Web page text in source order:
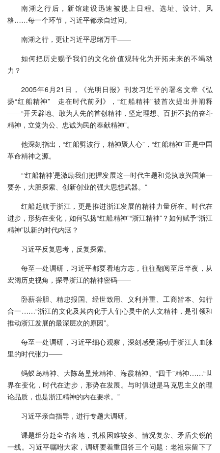
南湖之行后，新馆建设迅速被提上日程。选址、设计、风
格……每一个环节，习近平都亲自过问。
南湖之行，更让习近平思绪万千——
如何把历史赐予我们的文化价值观转化为开拓未来的不竭动
力？
2005年6月21日，《光明日报》刊发习近平的署名文章《弘
扬“红船精神” 走在时代前列》，“红船精神”被首次提出并阐释
——“开天辟地、敢为人先的首创精神，坚定理想、百折不挠的奋斗
精神，立党为公、忠诚为民的奉献精神”。
他深刻指出，“红船劈波行，精神聚人心”，“红船精神”正是中国
革命精神之源。
“‘红船精神’是激励我们把握发展这一时代主题和党执政兴国第一
要务，大胆探索、创新创业的强大思想武器。”
红船起航于浙江，更是推进浙江发展的精神力量所在。时代在
进步，形势在变化，如何弘扬“红船精神”“浙江精神”？如何赋予“浙江
精神”以新的时代内涵？
习近平反复思考，反复探索。
每至一处调研，习近平都要看地方志，往往翻阅至后半夜，从
宏阔历史视角，探寻浙江的精神密码——
卧薪尝胆、精忠报国、经世致用、义利并重、工商皆本、知行
合一……“浙江的文化及其内化于人们心灵中的人文精神，是引领和
推动浙江发展的最深层次的原因”。
每至一处调研，习近平细心观察，深刻感受涌动于浙江人血脉
里的时代张力——
蚂蚁岛精神、大陈岛垦荒精神、海霞精神、“四千”精神……“世
界在变化，时代在进步，形势在发展。与时俱进是马克思主义的理
论品质，也是浙江精神的内在要求。”
习近平亲自指导，进行专题大调研。
课题组分赴全省各地，扎根困难较多、情况复杂、矛盾尖锐的
一线。习近平嘱咐大家，调研要着重回答三个问题：老祖宗留下了